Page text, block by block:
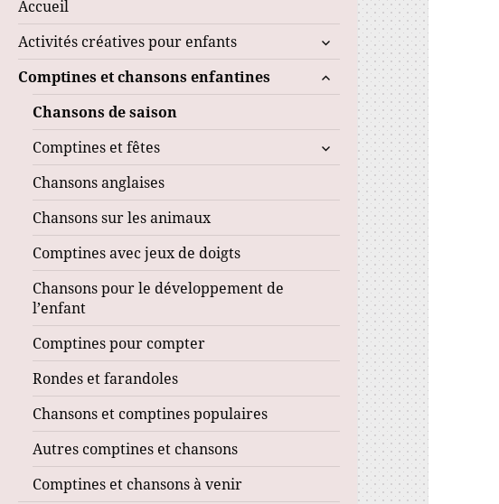
Accueil
Activités créatives pour enfants
ouvrir
le
sous-
menu
Comptines et chansons enfantines
ouvrir
le
menu
Chansons de saison
Comptines et fêtes
ouvrir
le
menu
Chansons anglaises
Chansons sur les animaux
Comptines avec jeux de doigts
Chansons pour le développement de
l’enfant
Comptines pour compter
Rondes et farandoles
Chansons et comptines populaires
Autres comptines et chansons
Comptines et chansons à venir